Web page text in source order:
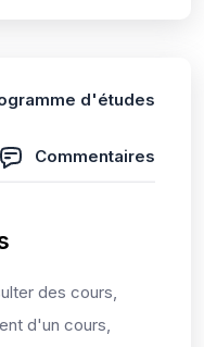
d'études
Commentaires
des cours,
d'un cours,